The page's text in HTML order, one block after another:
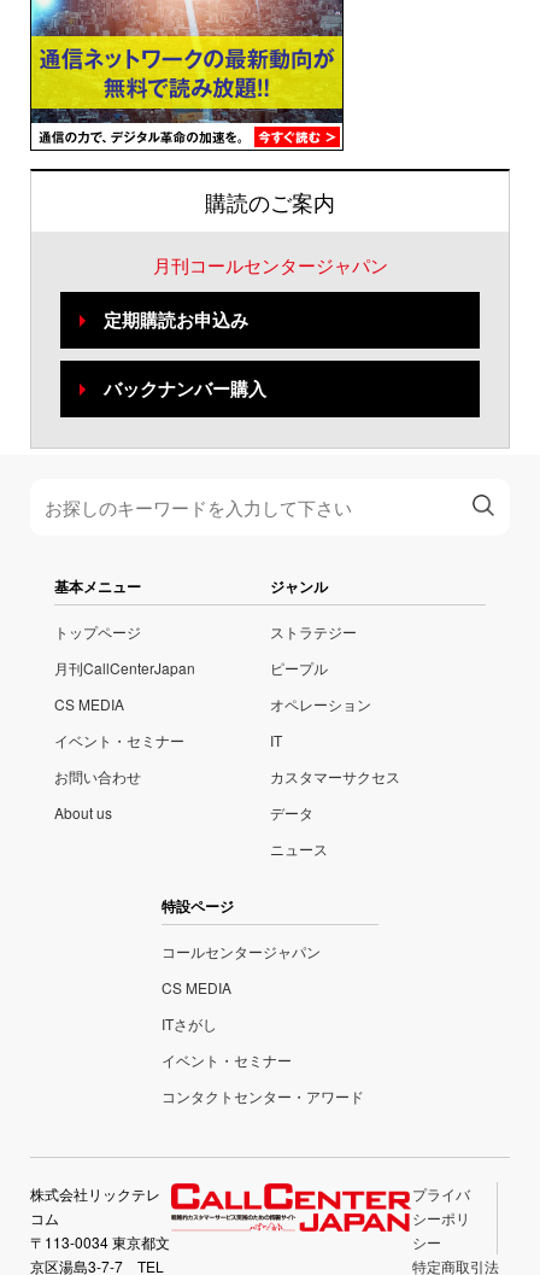
購読のご案内
月刊コールセンタージャパン
定期購読お申込み
バックナンバー購入
基本メニュー
トップページ
月刊CallCenterJapan
CS MEDIA
イベント・セミナー
お問い合わせ
About us
ジャンル
ストラテジー
ピープル
オペレーション
IT
カスタマーサクセス
データ
ニュース
特設ページ
コールセンタージャパン
CS MEDIA
ITさがし
イベント・セミナー
コンタクトセンター・アワード
株式会社リックテレ
コム
〒113-0034 東京都文
京区湯島3-7-7 TEL
プライバ
シーポリ
シー
特定商取引法